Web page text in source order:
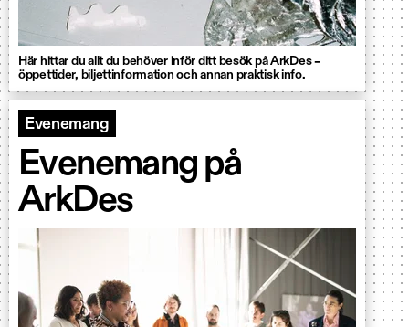
Här hittar du allt du behöver inför ditt besök på ArkDes –
öppettider, biljettinformation och annan praktisk info.
Evenemang
Evenemang på
ArkDes